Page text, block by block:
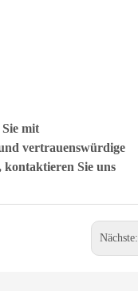
mit
vertrauenswürdige
Sie uns
Nächste: